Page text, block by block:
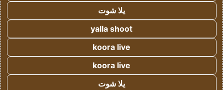
يلا شوت
yalla shoot
koora live
koora live
يلا شوت